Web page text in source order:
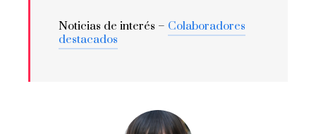
Noticias de interés – Colaboradores
destacados